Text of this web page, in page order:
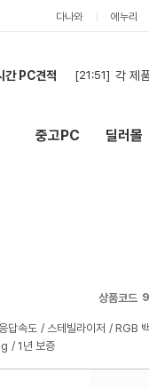
다나와 에누리
간 PC견적 [21:49]
[21:05] 현금 재
중고PC 딜러몰
상품코드
답속도 스테빌라이저 RGB
1년 보증